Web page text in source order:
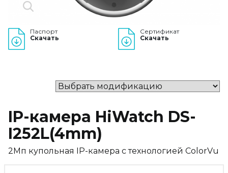
Паспорт
Скачать
Сертификат
Скачать
IP-камера HiWatch DS-
I252L(4mm)
2Мп купольная IP-камера с технологией ColorVu